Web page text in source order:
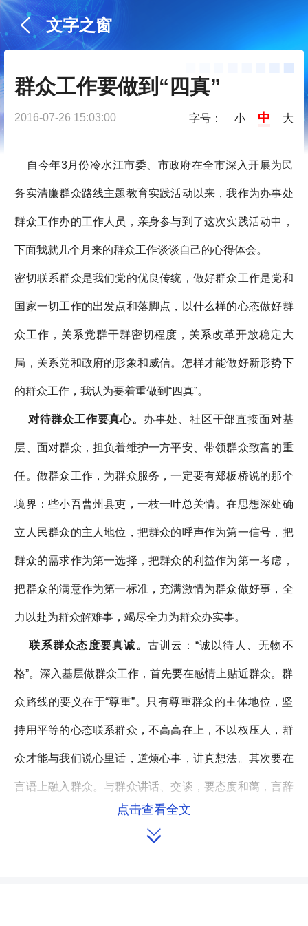
文字之窗
群众工作要做到“四真”
2016-07-26 15:03:00 字号： 小 中 大
自今年3月份冷水江市委、市政府在全市深入开展为民
务实清廉群众路线主题教育实践活动以来，我作为办事处
群众工作办的工作人员，亲身参与到了这次实践活动中，
下面我就几个月来的群众工作谈谈自己的心得体会。
密切联系群众是我们党的优良传统，做好群众工作是党和
国家一切工作的出发点和落脚点，以什么样的心态做好群
众工作，关系党群干群密切程度，关系改革开放稳定大
局，关系党和政府的形象和威信。怎样才能做好新形势下
的群众工作，我认为要着重做到“四真”。
对待群众工作要真心。 办事处、社区干部直接面对基
层、面对群众，担负着维护一方平安、带领群众致富的重
任。做群众工作，为群众服务，一定要有郑板桥说的那个
境界：些小吾曹州县吏，一枝一叶总关情。在思想深处确
立人民群众的主人地位，把群众的呼声作为第一信号，把
群众的需求作为第一选择，把群众的利益作为第一考虑，
把群众的满意作为第一标准，充满激情为群众做好事，全
力以赴为群众解难事，竭尽全力为群众办实事。
联系群众态度要真诚。 古训云：“诚以待人、无物不
格”。深入基层做群众工作，首先要在感情上贴近群众。群
众路线的要义在于“尊重”。只有尊重群众的主体地位，坚
持用平等的心态联系群众，不高高在上，不以权压人，群
众才能与我们说心里话，道烦心事，讲真想法。其次要在
言语上融入群众。与群众讲话、交谈，要态度和蔼，言辞
恳切，说真话、实话、掏心窝子的话。善于站在群众的立
场讲话，学会用群众的话说群众的事，用群众的语解群众
点击查看全文
